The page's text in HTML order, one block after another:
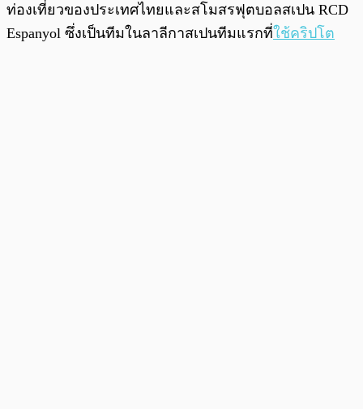
ท่องเที่ยวของประเทศไทยและสโมสรฟุตบอลสเปน RCD
Espanyol ซึ่งเป็นทีมในลาลีกาสเปนทีมแรกที่ใช้คริปโต